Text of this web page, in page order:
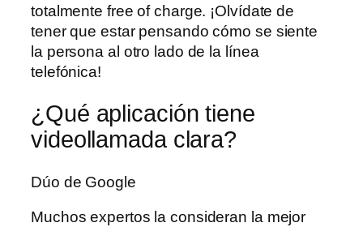
totalmente free of charge. ¡Olvídate de
tener que estar pensando cómo se siente
la persona al otro lado de la línea
telefónica!
¿Qué aplicación tiene
videollamada clara?
Dúo de Google
Muchos expertos la consideran la mejor